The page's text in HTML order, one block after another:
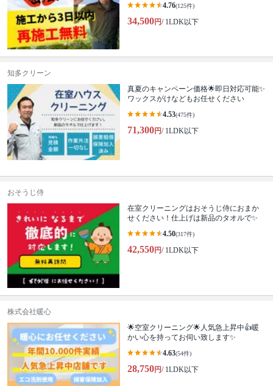
4.76(125件)
34,500円/ 1LDK以下
知多クリーン
真夏のキャンペーン価格🌟即日対応可能✨
ワックスがけなどもお任せください
4.53(475件)
71,300円/ 1LDK以下
おそうじ侍
在室クリーニングはおそうじ侍におまか
せください！仕上げは新品のタオルで✨
4.50(317件)
42,550円/ 1LDK以下
株式会社暖心
🌟空室クリーニング🌟人気急上昇中👍暖
かい心を持ってお伺い致します✨
4.63(54件)
28,750円/ 1LDK以下